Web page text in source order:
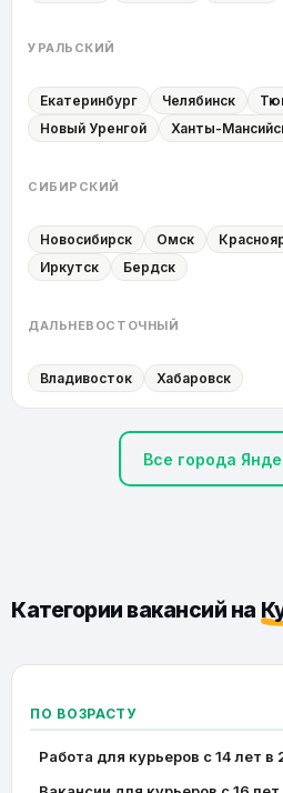
УРАЛЬСКИЙ
Екатеринбург Челябинск
Новый Уренгой
Ханты-
СИБИРСКИЙ
Новосибирск Омск
Иркутск
Бердск
ДАЛЬНЕВОСТОЧНЫЙ
Владивосток Хабаровск
Все города
Категории вакансий на
ПО ВОЗРАСТУ
Работа для курьеров с 14 лет в